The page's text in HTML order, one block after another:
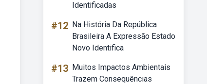
Identificadas
#12 Na História Da República
Brasileira A Expressão Estado
Novo Identifica
#13 Muitos Impactos Ambientais
Trazem Consequências